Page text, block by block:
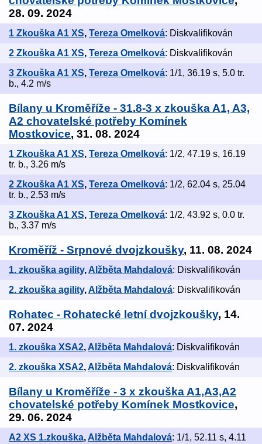
28. 09. 2024
1 Zkouška A1 XS, Tereza Omelková: Diskvalifikován
2 Zkouška A1 XS, Tereza Omelková: Diskvalifikován
3 Zkouška A1 XS, Tereza Omelková: 1/1, 36.19 s, 5.0 tr.
b., 4.2 m/s
Bílany u Kroměříže - 31.8-3 x zkouška A1, A3,
A2 chovatelské potřeby Komínek
Mostkovice, 31. 08. 2024
1 Zkouška A1 XS, Tereza Omelková: 1/2, 47.19 s, 16.19
tr. b., 3.26 m/s
2 Zkouška A1 XS, Tereza Omelková: 1/2, 62.04 s, 25.04
tr. b., 2.53 m/s
3 Zkouška A1 XS, Tereza Omelková: 1/2, 43.92 s, 0.0 tr.
b., 3.37 m/s
Kroměříž - Srpnové dvojzkoušky, 11. 08. 2024
1. zkouška agility,Alžběta Mahdalová: Diskvalifikován
2. zkouška agility,Alžběta Mahdalová: Diskvalifikován
Rohatec - Rohatecké letní dvojzkoušky, 14.
07. 2024
1. zkouška XSA2,Alžběta Mahdalová: Diskvalifikován
2. zkouška XSA2,Alžběta Mahdalová: Diskvalifikován
Bílany u Kroměříže - 3 x zkouška A1,A3,A2
chovatelské potřeby Komínek Mostkovice,
29. 06. 2024
A2 XS 1.zkouška,Alžběta Mahdalová: 1/1, 52.11 s, 4.11